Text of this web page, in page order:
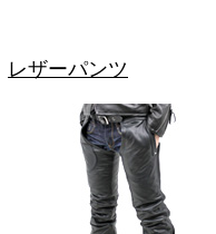
レザーパンツ